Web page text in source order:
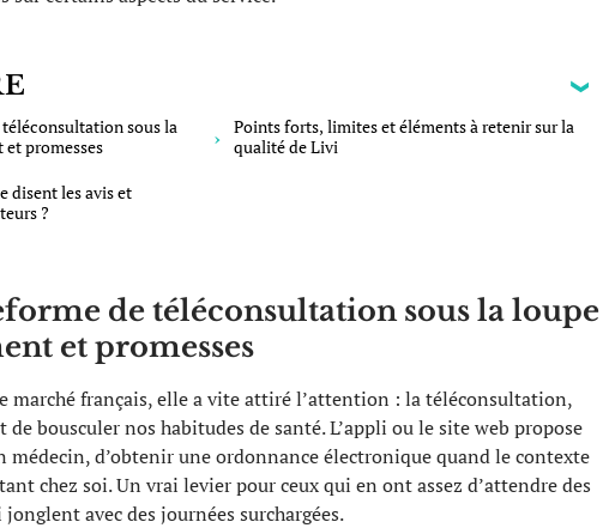
sous la
promesses
disent les avis et
?
Points forts, limites et éléments à retenir sur la
qualité de Livi
de téléconsultation sous la loupe
et promesses
marché français, elle a vite attiré l’attention : la téléconsultation,
bousculer nos habitudes de santé. L’appli ou le site web propose
médecin, d’obtenir une ordonnance électronique quand le contexte
chez soi. Un vrai levier pour ceux qui en ont assez d’attendre des
avec des journées surchargées.